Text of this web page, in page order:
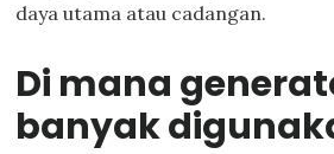
daya utama atau cadangan.
Di mana
banyak